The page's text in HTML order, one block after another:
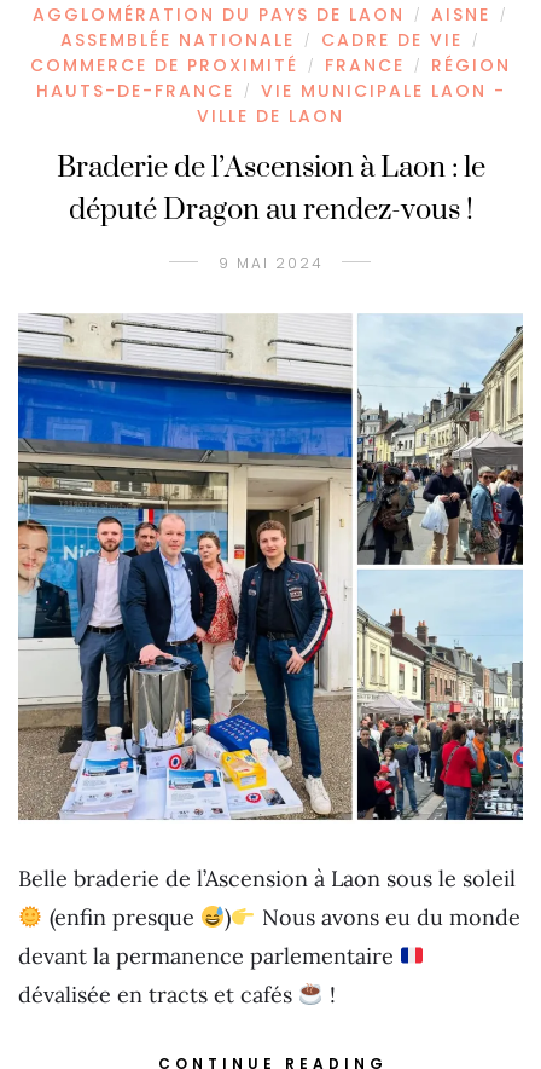
AGGLOMÉRATION DU PAYS DE LAON / AISNE /
ASSEMBLÉE NATIONALE / CADRE DE VIE /
COMMERCE DE PROXIMITÉ / FRANCE /
RÉGION
HAUTS-DE-FRANCE
/
VIE MUNICIPALE LAON -
VILLE DE LAON
Braderie de l’Ascension à Laon : le
député Dragon au rendez-vous !
9 MAI 2024
Belle braderie de l’Ascension à Laon sous le soleil
(enfin presque
)
Nous avons eu du monde
devant la permanence parlementaire
dévalisée en tracts et cafés
!
CONTINUE READING